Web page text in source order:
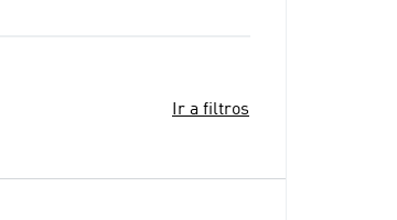
Ir a filtros